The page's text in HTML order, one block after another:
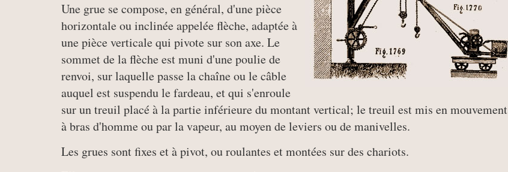
Une grue se compose, en général, d'une pièce
horizontale ou inclinée appelée flèche, adaptée à
une pièce verticale qui pivote sur son axe. Le
sommet de la flèche est muni d'une poulie de
renvoi, sur laquelle passe la chaîne ou le câble
auquel est suspendu le fardeau, et qui s'enroule
sur un treuil placé à la partie inférieure du montant vertical; le treuil est mis en mouvement
à bras d'homme ou par la vapeur, au moyen de leviers ou de manivelles.
Les grues sont fixes et à pivot, ou roulantes et montées sur des chariots.